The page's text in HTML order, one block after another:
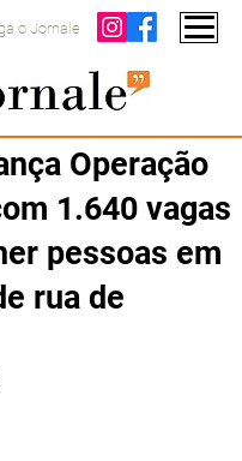
o Jornale
Operação
1.640 vagas
pessoas em
rua de